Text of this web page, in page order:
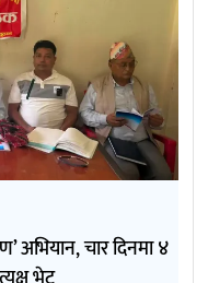
अभियान, चार दिनमा ४